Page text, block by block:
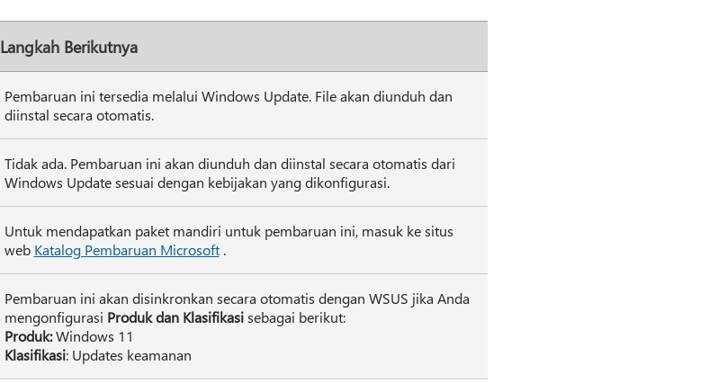
Langkah Berikutnya
Pembaruan ini tersedia melalui Windows Update. File akan diunduh dan
diinstal secara otomatis.
Tidak ada. Pembaruan ini akan diunduh dan diinstal secara otomatis dari
Windows Update sesuai dengan kebijakan yang dikonfigurasi.
Untuk mendapatkan paket mandiri untuk pembaruan ini, masuk ke situs
web Katalog Pembaruan Microsoft.
Pembaruan ini akan disinkronkan secara otomatis dengan WSUS jika Anda
mengonfigurasi Produk dan Klasifikasisebagai berikut:
Produk:Windows 11
Klasifikasi: Updates keamanan